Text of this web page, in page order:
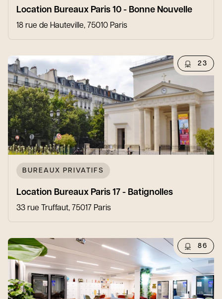
Location Bureaux Paris 10 - Bonne Nouvelle
18 rue de Hauteville, 75010 Paris
23
BUREAUX PRIVATIFS
Location Bureaux Paris 17 - Batignolles
33 rue Truffaut, 75017 Paris
86